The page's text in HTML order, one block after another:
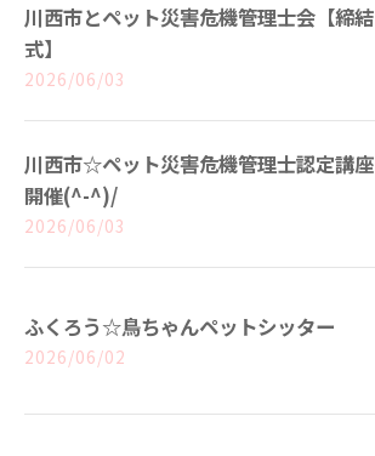
川西市とペット災害危機管理士会【締結
式】
2026/06/03
川西市☆ペット災害危機管理士認定講座
開催(^-^)/
2026/06/03
ふくろう☆鳥ちゃんペットシッター
2026/06/02